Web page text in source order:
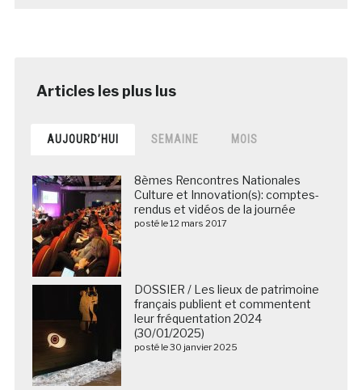
AUJOURD’HUI SEMAINE MOIS
8èmes Rencontres Nationales
Culture et Innovation(s): comptes-
rendus et vidéos de la journée
posté le 12 mars 2017
DOSSIER / Les lieux de patrimoine
français publient et commentent
leur fréquentation 2024
(30/01/2025)
posté le 30 janvier 2025